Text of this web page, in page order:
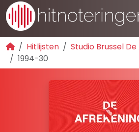
Hitlijsten
Studio Brussel
1994-30